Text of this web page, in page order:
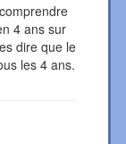
4 ans sur
dire que le
les 4 ans.